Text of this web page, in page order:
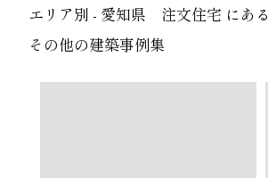
エリア別 - 愛知県 注文住宅 にある
その他の建築事例集